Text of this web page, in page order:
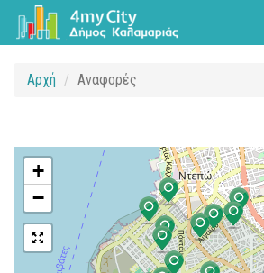
Αρχή Αναφορές
+
−